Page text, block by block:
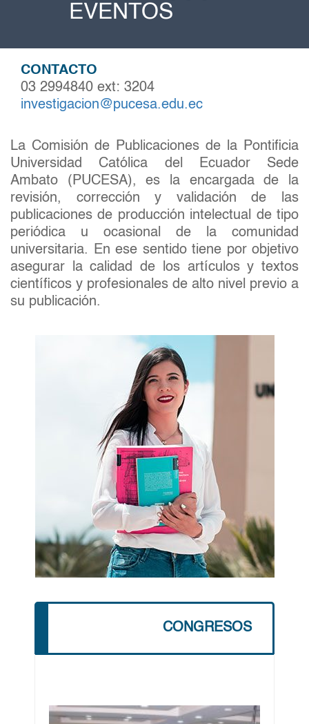
EVENTOS
CONTACTO
03 2994840 ext: 3204
investigacion@pucesa.edu.ec
La Comisión de Publicaciones de la Pontificia
Universidad Católica del Ecuador Sede
Ambato (PUCESA), es la encargada de la
revisión, corrección y validación de las
publicaciones de producción intelectual de tipo
periódica u ocasional de la comunidad
universitaria. En ese sentido tiene por objetivo
asegurar la calidad de los artículos y textos
científicos y profesionales de alto nivel previo a
su publicación.
CONGRESOS